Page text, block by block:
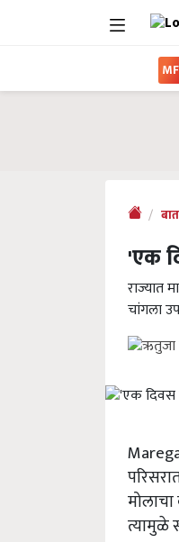
'एक
राज्यात
चांगला
त्यामुळे